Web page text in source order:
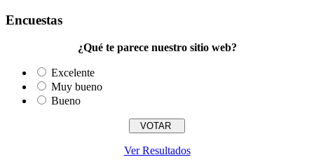
Encuestas
¿Qué te parece nuestro sitio web?
Excelente
Muy bueno
Bueno
Ver Resultados